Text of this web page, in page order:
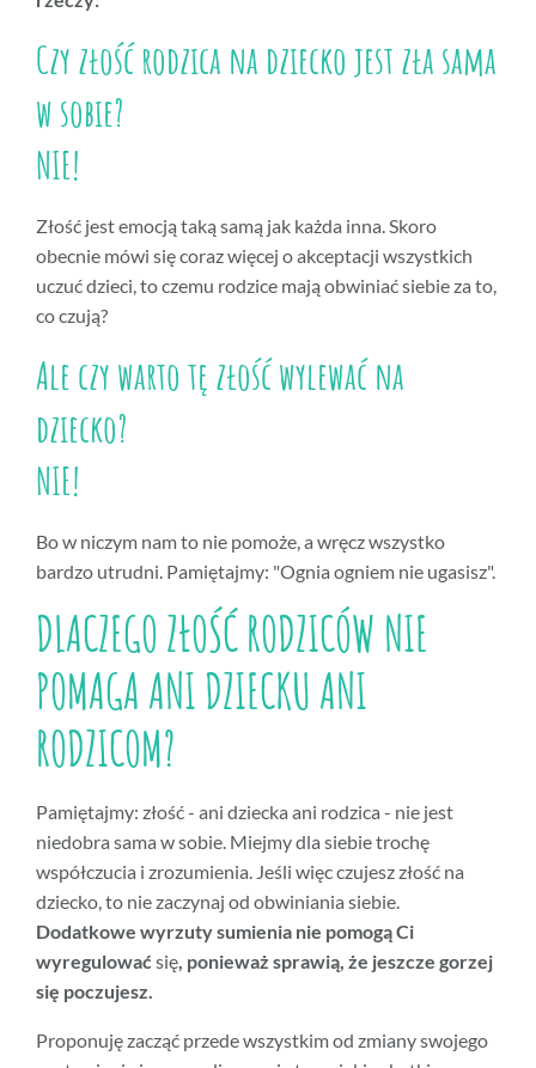
Czy złość rodzica na dziecko jest zła sama
w sobie?
NIE!
Złość jest emocją taką samą jak każda inna. Skoro
obecnie mówi się coraz więcej o akceptacji wszystkich
uczuć dzieci, to czemu rodzice mają obwiniać siebie za to,
co czują?
Ale czy warto tę złość wylewać na
dziecko?
NIE!
Bo w niczym nam to nie pomoże, a wręcz wszystko
bardzo utrudni. Pamiętajmy: "Ognia ogniem nie ugasisz".
DLACZEGO ZŁOŚĆ RODZICÓW NIE
POMAGA ANI DZIECKU ANI
RODZICOM?
Pamiętajmy: złość - ani dziecka ani rodzica - nie jest
niedobra sama w sobie. Miejmy dla siebie trochę
współczucia i zrozumienia. Jeśli więc czujesz złość na
dziecko, to nie zaczynaj od obwiniania siebie.
Dodatkowe wyrzuty sumienia nie pomogą Ci
wyregulowaćsię, ponieważ sprawią, że jeszcze gorzej
się poczujesz.
Proponuję zacząć przede wszystkim od zmiany swojego